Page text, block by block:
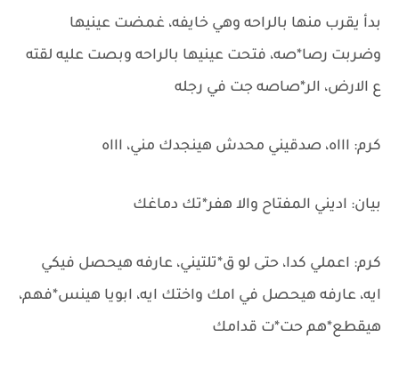
بدأ يقرب منها بالراحه وهي خايفه، غمضت عينيها
وضربت رصا*صه، فتحت عينيها بالراحه وبصت عليه لقته
ع الارض، الر*صاصه جت في رجله
كرم: اااه، صدقيني محدش هينجدك مني، اااه
بيان: اديني المفتاح والا هفر*تك دماغك
كرم: اعملي كدا، حتى لو ق*تلتيني، عارفه هيحصل فيكي
ايه، عارفه هيحصل في امك واختك ايه، ابويا هينس*فهم،
هيقطع*هم حت*ت قدامك